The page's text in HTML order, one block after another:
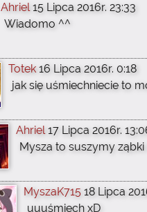
Ahriel 15 Lipca 2016r. 23:33
Wiadomo ^^
Totek 16 Lipca 2016r. 0:18
jak się uśmiechniecie to
Ahriel 17 Lipca 2016r.
Mysza to suszymy
MyszaK715 18 Lipca
uuuśmiech xD